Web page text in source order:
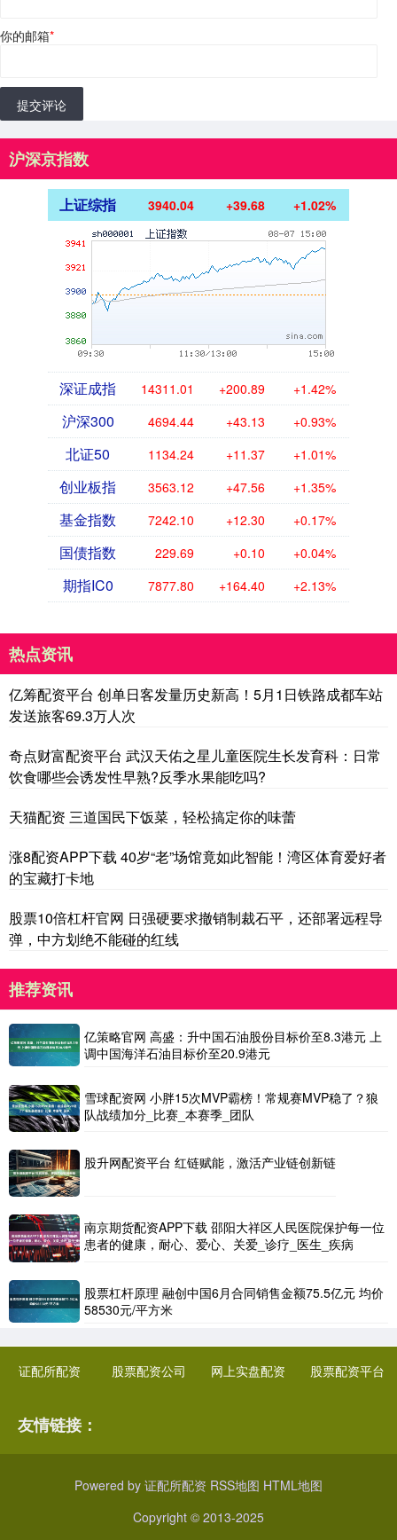
你的邮箱*
提交评论
沪深京指数
上证综指 3940.04 +39.68 +1.02%
深证成指 14311.01 +200.89 +1.42%
沪深300 4694.44 +43.13 +0.93%
北证50 1134.24 +11.37 +1.01%
创业板指 3563.12 +47.56 +1.35%
基金指数 7242.10 +12.30 +0.17%
国债指数 229.69 +0.10 +0.04%
期指IC0 7877.80 +164.40 +2.13%
热点资讯
亿筹配资平台 创单日客发量历史新高！5月1日铁路成都车站
发送旅客69.3万人次
奇点财富配资平台 武汉天佑之星儿童医院生长发育科：日常
饮食哪些会诱发性早熟?反季水果能吃吗?
天猫配资 三道国民下饭菜，轻松搞定你的味蕾
涨8配资APP下载 40岁“老”场馆竟如此智能！湾区体育爱好者
的宝藏打卡地
股票10倍杠杆官网 日强硬要求撤销制裁石平，还部署远程导
弹，中方划绝不能碰的红线
推荐资讯
亿策略官网 高盛：升中国石油股份目标价至8.3港元 上
调中国海洋石油目标价至20.9港元
雪球配资网 小胖15次MVP霸榜！常规赛MVP稳了？狼
队战绩加分_比赛_本赛季_团队
股升网配资平台 红链赋能，激活产业链创新链
南京期货配资APP下载 邵阳大祥区人民医院保护每一位
患者的健康，耐心、爱心、关爱_诊疗_医生_疾病
股票杠杆原理 融创中国6月合同销售金额75.5亿元 均价
58530元/平方米
证配所配资 股票配资公司 网上实盘配资 股票配资平台
友情链接：
Powered by 证配所配资 RSS地图 HTML地图
Copyright © 2013-2025